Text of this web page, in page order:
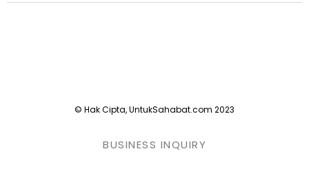
© Hak Cipta, UntukSahabat.com 2023
BUSINESS INQUIRY